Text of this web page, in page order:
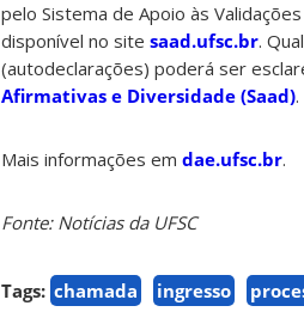
pelo Sistema de Apoio às
disponível no site saad.ufsc.br.
(autodeclarações) poderá ser
Afirmativas e Diversidade (Saad).
Mais informações em dae.ufsc.br.
Fonte: Notícias da UFSC
Tags: chamada ingresso